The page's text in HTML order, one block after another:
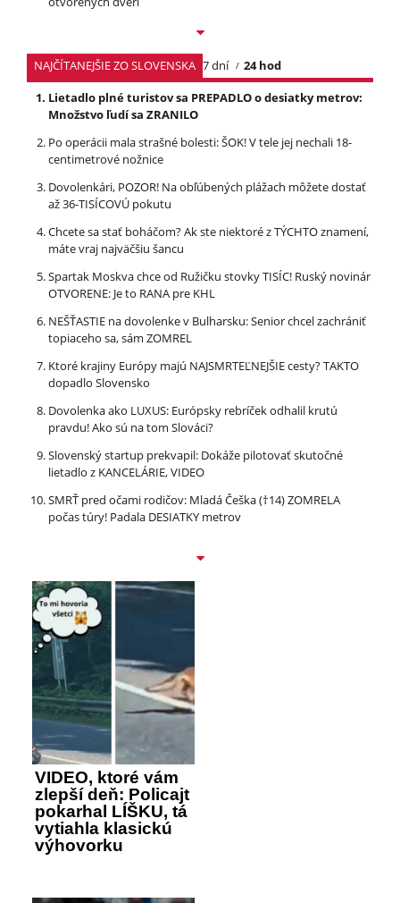
NAJČÍTANEJŠIE ZO SLOVENSKA 7 dní
24 hod
Lietadlo plné turistov sa PREPADLO o desiatky metrov:
Množstvo ľudí sa ZRANILO
Po operácii mala strašné bolesti: ŠOK! V tele jej nechali 18-
centimetrové nožnice
Dovolenkári, POZOR! Na obľúbených plážach môžete dostať
až 36-TISÍCOVÚ pokutu
Chcete sa stať boháčom? Ak ste niektoré z TÝCHTO znamení,
máte vraj najväčšiu šancu
Spartak Moskva chce od Ružičku stovky TISÍC! Ruský novinár
OTVORENE: Je to RANA pre KHL
NEŠŤASTIE na dovolenke v Bulharsku: Senior chcel zachrániť
topiaceho sa, sám ZOMREL
Ktoré krajiny Európy majú NAJSMRTEĽNEJŠIE cesty? TAKTO
dopadlo Slovensko
Dovolenka ako LUXUS: Európsky rebríček odhalil krutú
pravdu! Ako sú na tom Slováci?
Slovenský startup prekvapil: Dokáže pilotovať skutočné
lietadlo z KANCELÁRIE, VIDEO
SMRŤ pred očami rodičov: Mladá Češka (†14) ZOMRELA
počas túry! Padala DESIATKY metrov
VIDEO, ktoré vám
zlepší deň: Policajt
pokarhal LÍŠKU, tá
vytiahla klasickú
výhovorku